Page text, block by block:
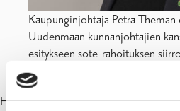
Kaupunginjohtaja Petra
Uudenmaan kunnanjohtajien
esitykseen sote-rahoituksen
Svenskberg
Hallituksen esitys sote-rahoituksen